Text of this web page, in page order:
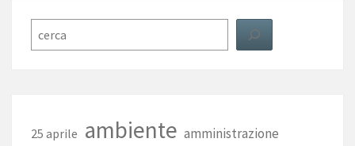
25 aprile ambiente amministrazione